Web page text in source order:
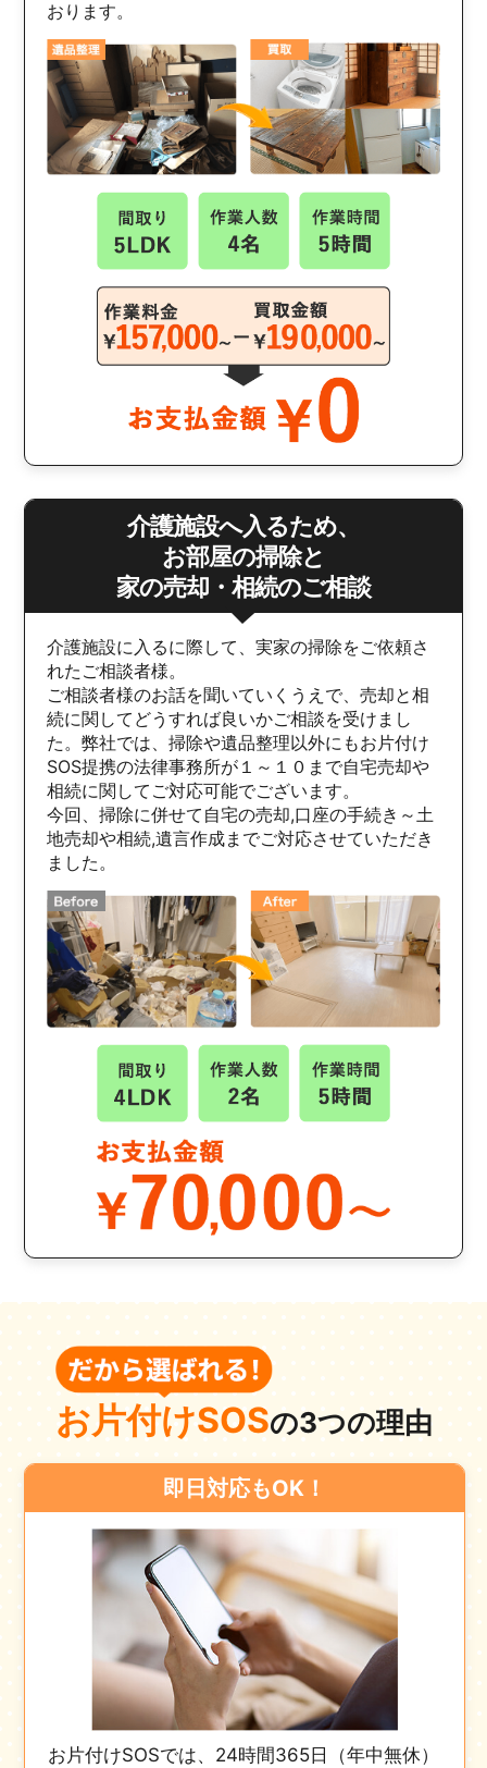
おります。
介護施設へ入るため、
お部屋の掃除と
家の売却・相続のご相談
介護施設に入るに際して、実家の掃除をご依頼さ
れたご相談者様。
ご相談者様のお話を聞いていくうえで、売却と相
続に関してどうすれば良いかご相談を受けまし
た。弊社では、掃除や遺品整理以外にもお片付け
SOS提携の法律事務所が１～１０まで自宅売却や
相続に関してご対応可能でございます。
今回、掃除に併せて自宅の売却,口座の手続き～土
地売却や相続,遺言作成までご対応させていただき
ました。
お片付けSOSの3つの理由
即日対応もOK！
お片付けSOSでは、24時間365日（年中無休）